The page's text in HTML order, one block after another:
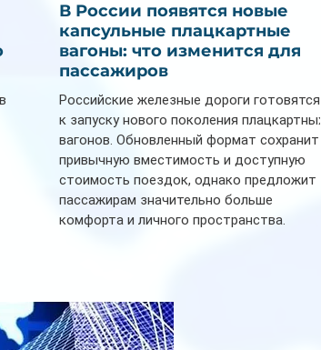
В России появятся новые
капсульные плацкартные
вагоны: что изменится для
пассажиров
Российские железные дороги готовятся
к запуску нового поколения плацкартных
вагонов. Обновленный формат сохранит
привычную вместимость и доступную
стоимость поездок, однако предложит
пассажирам значительно больше
комфорта и личного пространства.
индивидуальные шторки у каждого
спального места. Они позволят
пассажирам закрыть свою полку во